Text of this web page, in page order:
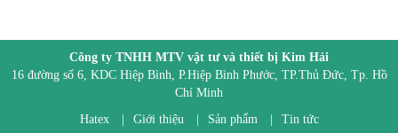
Công ty TNHH MTV vật tư và thiết bị Kim Hải
16 đường số 6, KDC Hiệp Bình, P.Hiệp Bình Phước, TP.Thủ Đức, Tp. Hồ
Chí Minh
Hatex
Giới thiệu Sản phẩm Tin tức